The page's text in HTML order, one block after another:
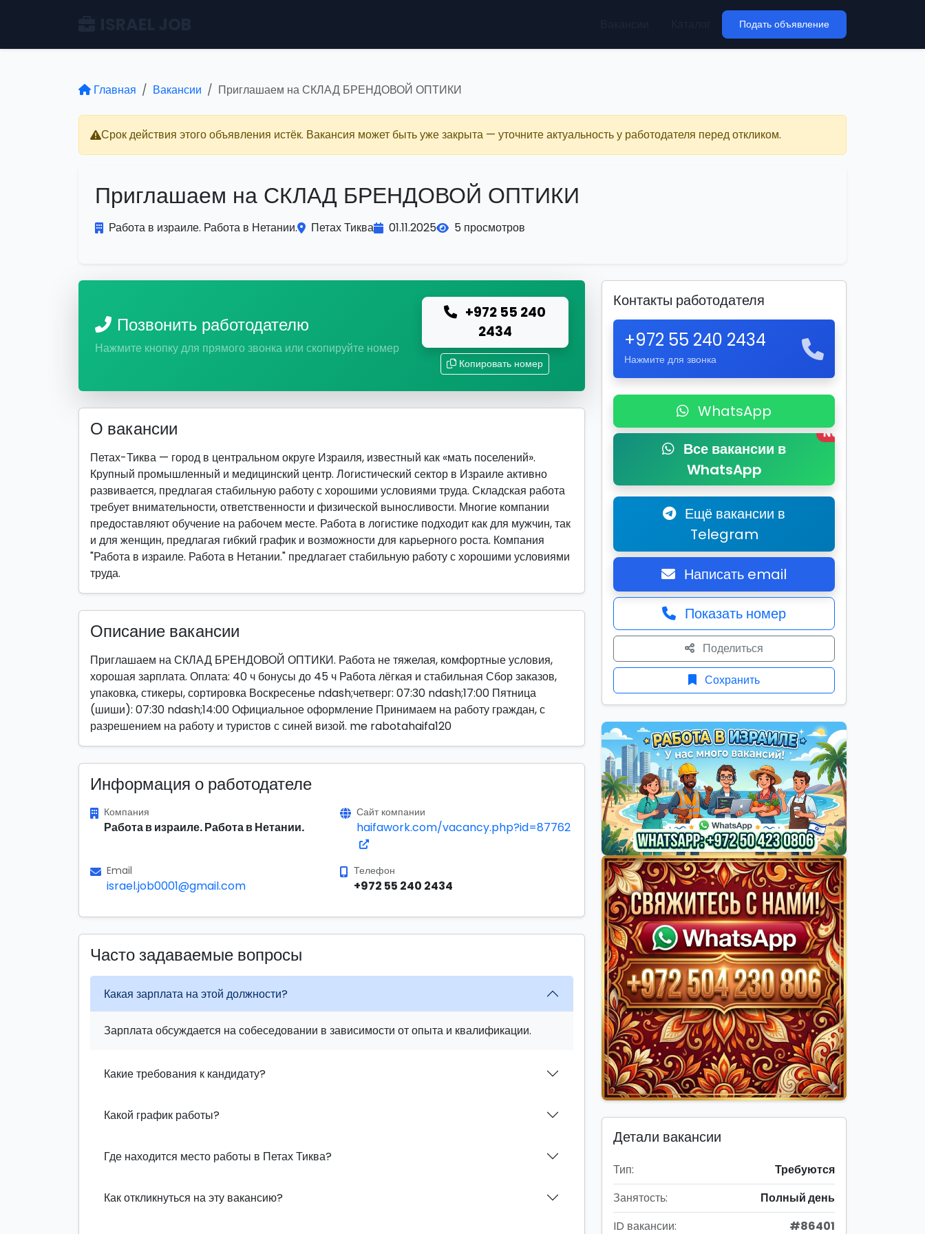
Подать объявление
Главная Вакансии Приглашаем на СКЛАД БРЕНДОВОЙ ОПТИКИ
Срок действия этого объявления истёк. Вакансия может быть уже закрыта — уточните актуальность у работодателя перед откликом.
Приглашаем на СКЛАД БРЕНДОВОЙ ОПТИКИ
Работа в израиле. Работа в Нетании. Петах Тиква 01.11.2025 5 просмотров
Позвонить работодателю
Нажмите кнопку для прямого звонка или скопируйте номер
+972 55 240
2434
Копировать номер
О вакансии
Петах-Тиква — город в центральном округе Израиля, известный как «мать поселений».
Крупный промышленный и медицинский центр. Логистический сектор в Израиле активно
развивается, предлагая стабильную работу с хорошими условиями труда. Складская работа
требует внимательности, ответственности и физической выносливости. Многие компании
предоставляют обучение на рабочем месте. Работа в логистике подходит как для мужчин, так
и для женщин, предлагая гибкий график и возможности для карьерного роста. Компания
"Работа в израиле. Работа в Нетании." предлагает стабильную работу с хорошими условиями
труда.
Описание вакансии
Приглашаем на СКЛАД БРЕНДОВОЙ ОПТИКИ. Работа не тяжелая, комфортные условия,
хорошая зарплата. Оплата: 40 ч бонусы до 45 ч Работа лёгкая и стабильная Сбор заказов,
упаковка, стикеры, сортировка Воскресенье ndash;четверг: 07:30 ndash;17:00 Пятница
(шиши): 07:30 ndash;14:00 Официальное оформление Принимаем на работу граждан, с
разрешением на работу и туристов с синей визой. me rabotahaifa120
Информация о работодателе
Компания
Работа в израиле. Работа в Нетании.
Сайт компании
haifawork.com/vacancy.php?id=87762
Email
israel.job0001@gmail.com
Телефон
+972 55 240 2434
Часто задаваемые вопросы
Какая зарплата на этой должности?
Зарплата обсуждается на собеседовании в зависимости от опыта и квалификации.
Какие требования к кандидату?
Какой график работы?
Где находится место работы в Петах Тиква?
Как откликнуться на эту вакансию?
Контакты работодателя
+972 55 240 2434
Нажмите для звонка
WhatsApp
Все вакансии в
WhatsApp
New
Ещё вакансии в
Telegram
Написать email
Показать номер
Поделиться
Сохранить
Детали вакансии
Тип:
Требуются
Занятость:
Полный день
ID вакансии:
#86401